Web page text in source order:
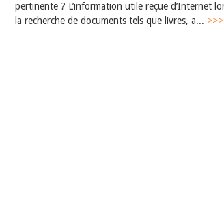
pertinente ? L’information utile reçue d’Internet
la recherche de documents tels que livres, a... >>>